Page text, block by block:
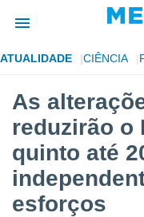
da
foi
para
as
fornecidas
ATUALIDADE CIÊNCIA
As
reduzirão o
quinto até
esforços